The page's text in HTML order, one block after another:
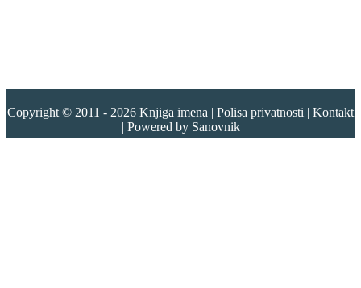
Copyright © 2011 - 2026 Knjiga imena | Polisa privatnosti | Kontakt
| Powered by Sanovnik